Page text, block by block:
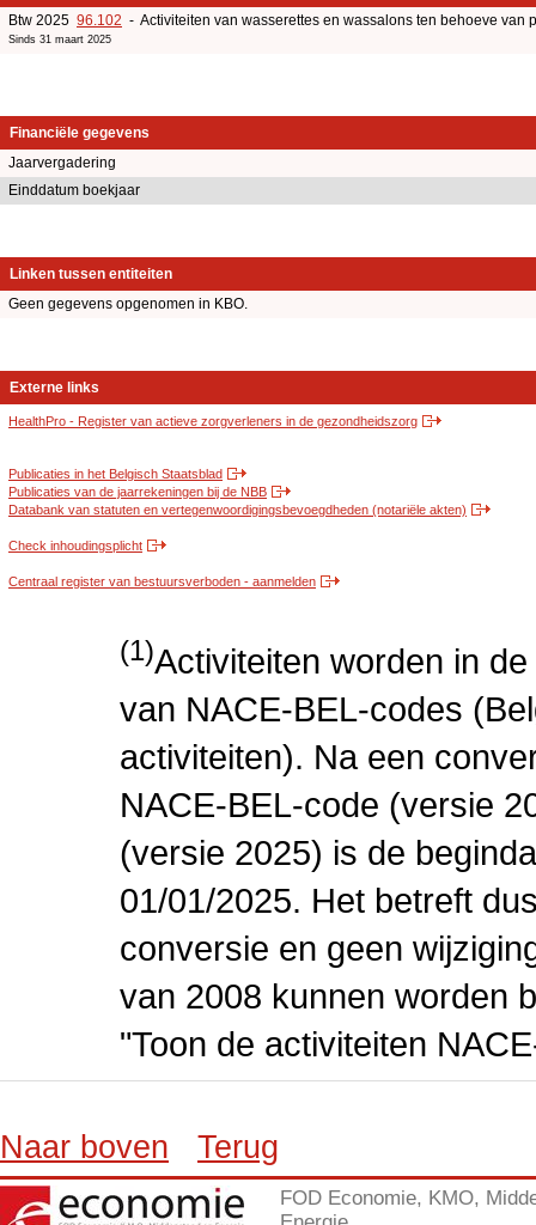
Btw 2025 96.102 - Activiteiten van wasserettes en wassalons ten behoeve van
Sinds 31 maart 2025
Financiële gegevens
Jaarvergadering
Einddatum boekjaar
Linken tussen entiteiten
Geen gegevens opgenomen in KBO.
Externe links
HealthPro - Register van actieve zorgverleners in de gezondheidszorg
Publicaties in het Belgisch Staatsblad
Publicaties van de jaarrekeningen bij de NBB
Databank van statuten en vertegenwoordigingsbevoegdheden (notariële akten)
Check inhoudingsplicht
Centraal register van bestuursverboden - aanmelden
(1)Activiteiten worden in
van NACE-BEL-codes
activiteiten). Na een
NACE-BEL-code (versie
(versie 2025) is de
01/01/2025. Het betreft
conversie en geen
van 2008 kunnen worden
"Toon de activiteiten
Naar boven Terug
FOD Economie, KMO,